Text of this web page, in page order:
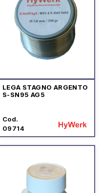
LEGA STAGNO ARGENTO
S-SN95 AG5
Cod.
09714